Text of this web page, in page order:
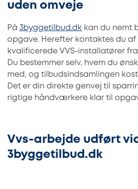
uden omveje
På 3byggetilbud.dk kan du nemt
opgave. Herefter kontaktes du af
kvalificerede VVS-installatører
Du bestemmer selv, hvem du
med, og tilbudsindsamlingen
Det er din direkte genvej til
rigtige håndværkere klar til
Vvs-arbejde udført
3byggetilbud.dk